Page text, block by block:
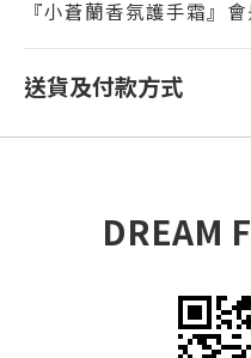
『小蒼蘭香氛護手霜』
送貨及付款方式
DREAM